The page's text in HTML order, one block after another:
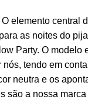
elemento central
as noites do
Party. O modelo
tendo em
neutra e os
são a nossa